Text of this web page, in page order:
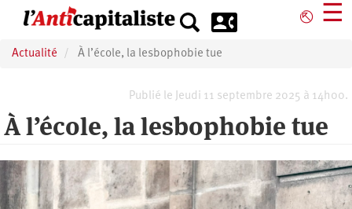
principal
⎋ ☰
Actualité À l’école, la lesbophobie tue
Publié le Jeudi 11 septembre 2025 à 14h00.
À l’école, la lesbophobie tue